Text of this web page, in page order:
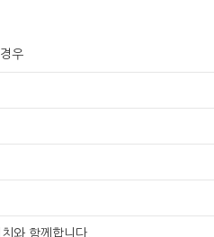
우
와 함께합니다.